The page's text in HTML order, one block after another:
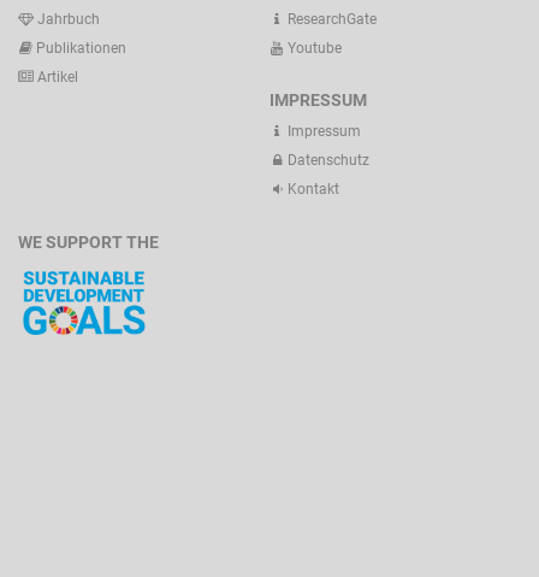
Jahrbuch
Publikationen
Artikel
ResearchGate
Youtube
IMPRESSUM
Impressum
Datenschutz
Kontakt
WE SUPPORT THE